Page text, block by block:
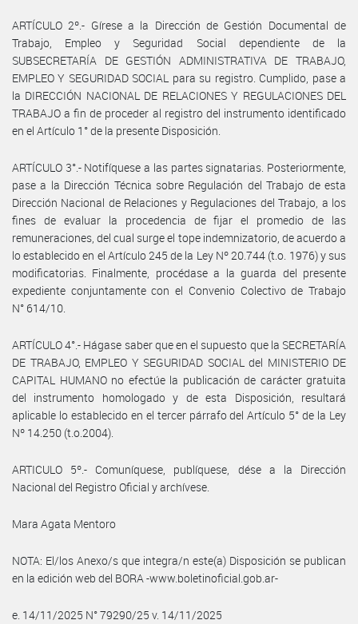
ARTÍCULO 2º.- Gírese a la Dirección de Gestión Documental de
Trabajo, Empleo y Seguridad Social dependiente de la
SUBSECRETARÍA DE GESTIÓN ADMINISTRATIVA DE TRABAJO,
EMPLEO Y SEGURIDAD SOCIAL para su registro. Cumplido, pase a
la DIRECCIÓN NACIONAL DE RELACIONES Y REGULACIONES DEL
TRABAJO a fin de proceder al registro del instrumento identificado
en el Artículo 1° de la presente Disposición.
ARTÍCULO 3°.- Notifíquese a las partes signatarias. Posteriormente,
pase a la Dirección Técnica sobre Regulación del Trabajo de esta
Dirección Nacional de Relaciones y Regulaciones del Trabajo, a los
fines de evaluar la procedencia de fijar el promedio de las
remuneraciones, del cual surge el tope indemnizatorio, de acuerdo a
lo establecido en el Artículo 245 de la Ley Nº 20.744 (t.o. 1976) y sus
modificatorias. Finalmente, procédase a la guarda del presente
expediente conjuntamente con el Convenio Colectivo de Trabajo
N° 614/10.
ARTÍCULO 4°.- Hágase saber que en el supuesto que la SECRETARÍA
DE TRABAJO, EMPLEO Y SEGURIDAD SOCIAL del MINISTERIO DE
CAPITAL HUMANO no efectúe la publicación de carácter gratuita
del instrumento homologado y de esta Disposición, resultará
aplicable lo establecido en el tercer párrafo del Artículo 5° de la Ley
Nº 14.250 (t.o.2004).
ARTICULO 5º.- Comuníquese, publíquese, dése a la Dirección
Nacional del Registro Oficial y archívese.
Mara Agata Mentoro
NOTA: El/los Anexo/s que integra/n este(a) Disposición se publican
en la edición web del BORA -www.boletinoficial.gob.ar-
e. 14/11/2025 N° 79290/25 v. 14/11/2025